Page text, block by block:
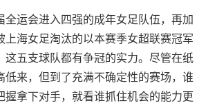
全运会进入四强的成年女足队伍，再加
上海女足淘汰的以本赛季女超联赛冠军
这五支球队都有争冠的实力。尽管在纸
低来，但到了充满不确定性的赛场，谁
握拿下对手，就看谁抓住机会的能力更